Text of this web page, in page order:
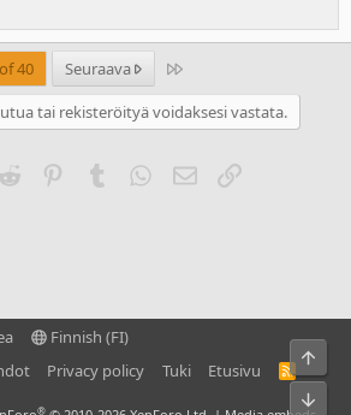
40 Seuraava Last
tai rekisteröityä voidaksesi vastata.
Reddit PinterestTumblr WhatsApp
Sähköposti
Linkki
Finnish (FI)
Privacy policy Tuki Etusivu
S
®